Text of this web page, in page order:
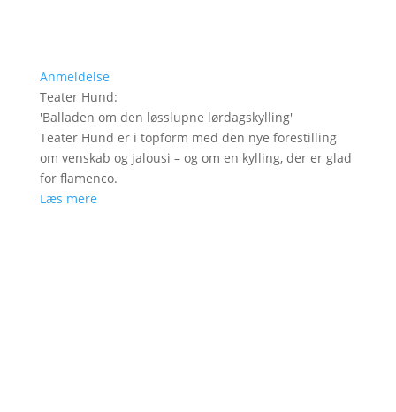
Anmeldelse
Teater Hund:
'Balladen om den løsslupne lørdagskylling'
Teater Hund er i topform med den nye forestilling
om venskab og jalousi – og om en kylling, der er glad
for flamenco.
Læs mere